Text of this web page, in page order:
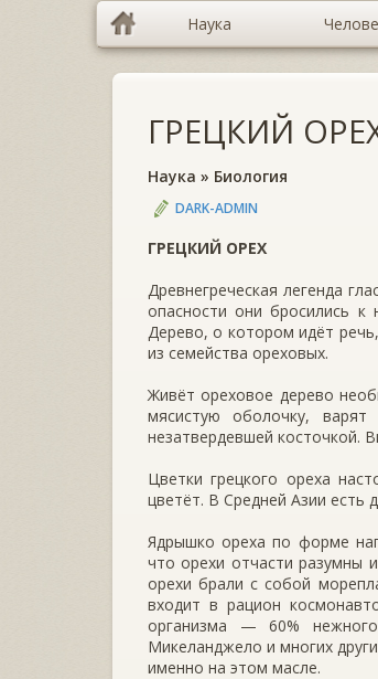
Наука
ГРЕЦКИЙ
Наука » Биология
DARK-ADMIN
ГРЕЦКИЙ ОРЕХ
Древнегреческая легенда
опасности они бросились
Дерево, о котором идёт
из семейства ореховых.
Живёт ореховое дерево
мясистую оболочку,
незатвердевшей косточкой.
Цветки грецкого ореха
цветёт. В Средней Азии есть
Ядрышко ореха по форме
что орехи отчасти разумны
орехи брали с собой
входит в рацион
организма — 60%
Микеланджело и многих
именно на этом масле.